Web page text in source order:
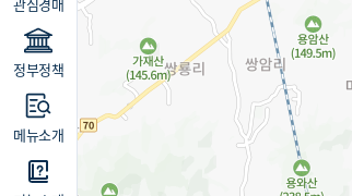
정부정책
메뉴소개